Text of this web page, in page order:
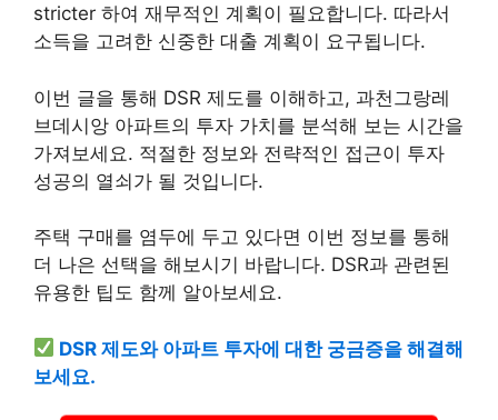
stricter 하여 재무적인 계획이 필요합니다. 따라서
소득을 고려한 신중한 대출 계획이 요구됩니다.
이번 글을 통해 DSR 제도를 이해하고, 과천그랑레
브데시앙 아파트의 투자 가치를 분석해 보는 시간을
가져보세요. 적절한 정보와 전략적인 접근이 투자
성공의 열쇠가 될 것입니다.
주택 구매를 염두에 두고 있다면 이번 정보를 통해
더 나은 선택을 해보시기 바랍니다. DSR과 관련된
유용한 팁도 함께 알아보세요.
DSR 제도와 아파트 투자에 대한 궁금증을 해결해
보세요.